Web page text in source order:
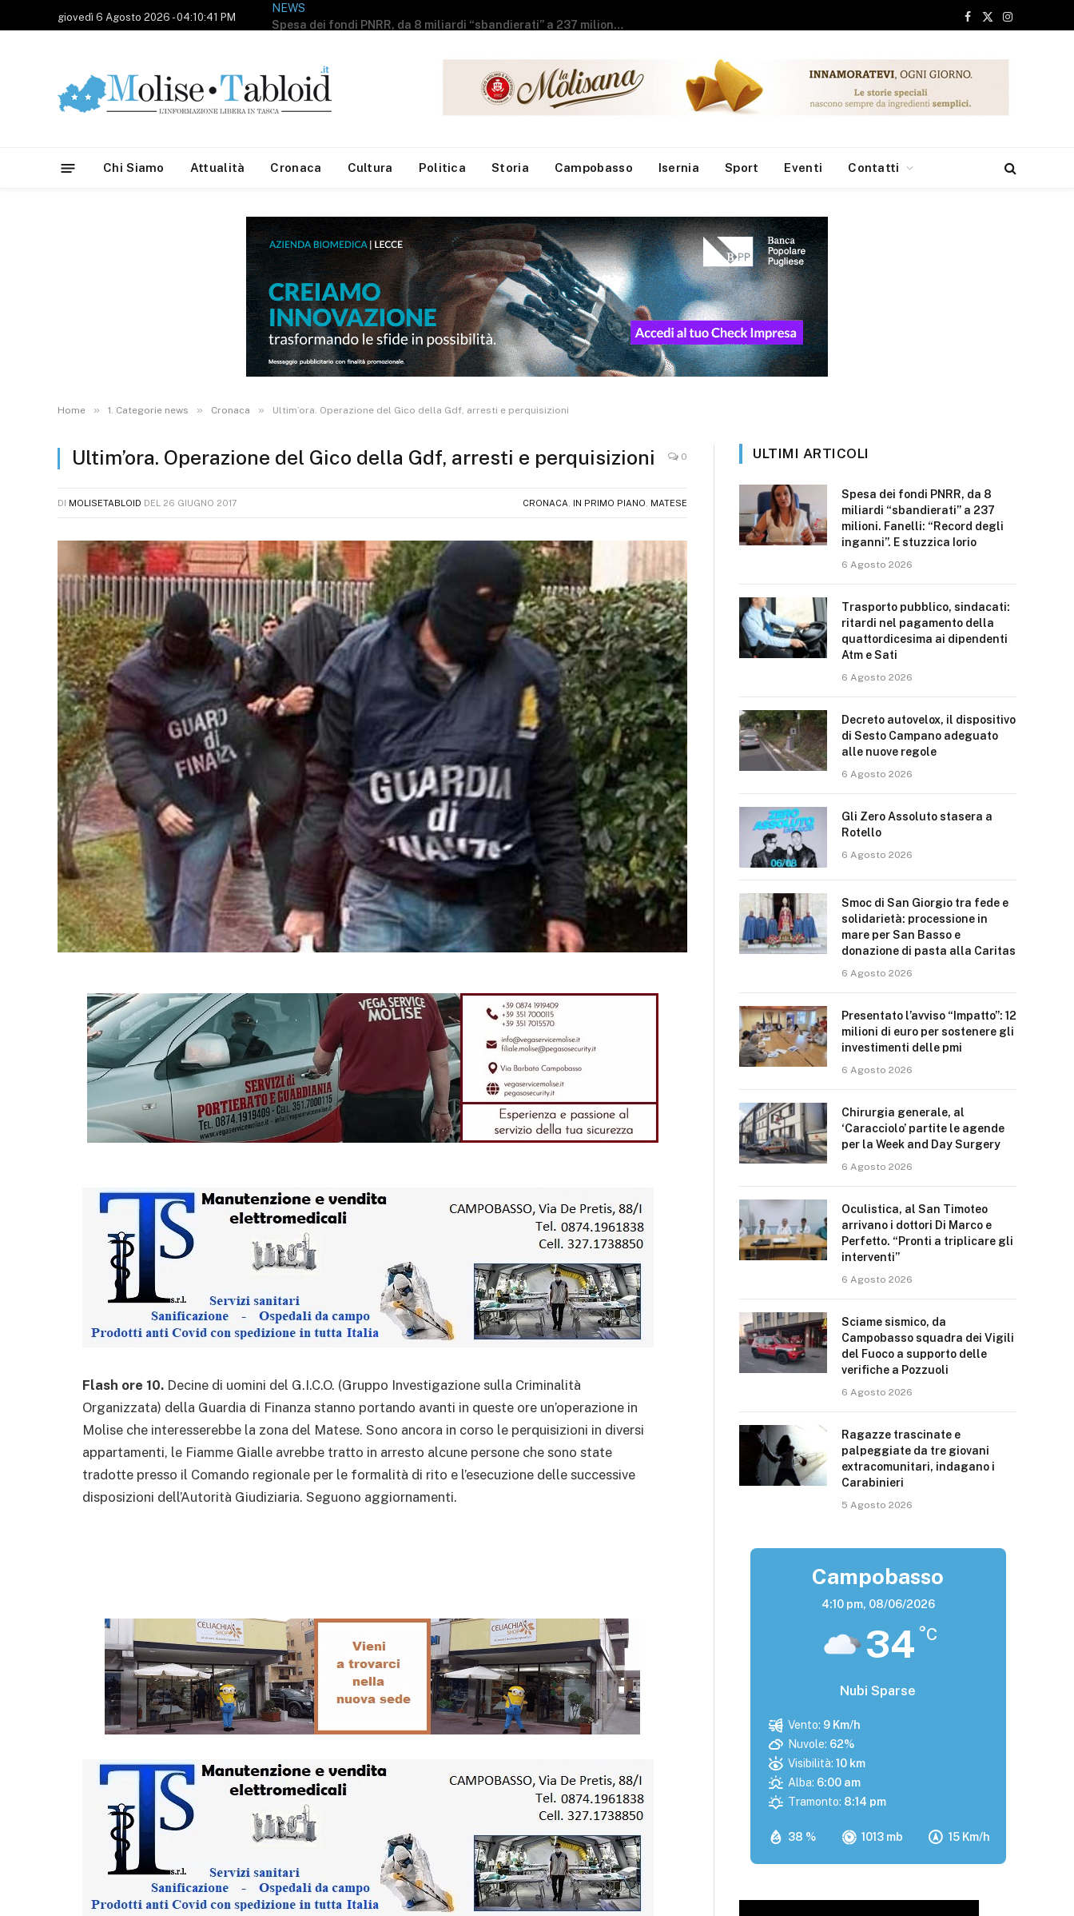
giovedì 6 Agosto 2026 - 04:10:41 PM NEWS
Facebook
X
Instagram
Chi Siamo Attualità Cronaca Cultura Politica Storia Campobasso Isernia Sport Eventi Contatti
Home » 1. Categorie news » Cronaca » Ultim’ora. Operazione del Gico della Gdf, arresti e perquisizioni
Ultim’ora. Operazione del Gico della Gdf, arresti e perquisizioni 0
DI MOLISETABLOID DEL 26 GIUGNO 2017 CRONACA IN PRIMO PIANO MATESE
Flash ore 10. Decine di uomini del G.I.C.O. (Gruppo Investigazione sulla Criminalità
Organizzata) della Guardia di Finanza stanno portando avanti in queste ore un’operazione in
Molise che interesserebbe la zona del Matese. Sono ancora in corso le perquisizioni in diversi
appartamenti, le Fiamme Gialle avrebbe tratto in arresto alcune persone che sono state
tradotte presso il Comando regionale per le formalità di rito e l’esecuzione delle successive
disposizioni dell’Autorità Giudiziaria. Seguono aggiornamenti.
ULTIMI ARTICOLI
Spesa dei fondi PNRR, da 8
miliardi “sbandierati” a 237
milioni. Fanelli: “Record degli
inganni”. E stuzzica Iorio
6 Agosto 2026
Trasporto pubblico, sindacati:
ritardi nel pagamento della
quattordicesima ai dipendenti
Atm e Sati
6 Agosto 2026
Decreto autovelox, il dispositivo
di Sesto Campano adeguato
alle nuove regole
6 Agosto 2026
Gli Zero Assoluto stasera a
Rotello
6 Agosto 2026
Smoc di San Giorgio tra fede e
solidarietà: processione in
mare per San Basso e
donazione di pasta alla Caritas
6 Agosto 2026
Presentato l’avviso “Impatto”: 12
milioni di euro per sostenere gli
investimenti delle pmi
6 Agosto 2026
Chirurgia generale, al
‘Caracciolo’ partite le agende
per la Week and Day Surgery
6 Agosto 2026
Oculistica, al San Timoteo
arrivano i dottori Di Marco e
Perfetto. “Pronti a triplicare gli
interventi”
6 Agosto 2026
Sciame sismico, da
Campobasso squadra dei Vigili
del Fuoco a supporto delle
verifiche a Pozzuoli
6 Agosto 2026
Ragazze trascinate e
palpeggiate da tre giovani
extracomunitari, indagano i
Carabinieri
5 Agosto 2026
Campobasso
4:10 pm, 08/06/2026
34 °C
Nubi Sparse
38 % 1013 mb 15 Km/h
Vento: 9 Km/h
Nuvole: 62%
Visibilità: 10 km
Alba: 6:00 am
Tramonto: 8:14 pm